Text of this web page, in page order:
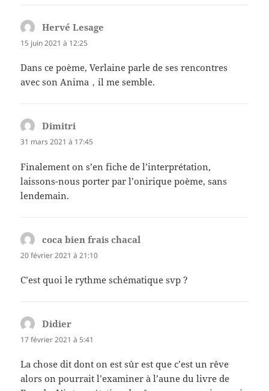
Hervé Lesage
15 juin 2021 à 12:25
Dans ce poème, Verlaine parle de ses rencontres
avec son Anima，il me semble.
Dimitri
31 mars 2021 à 17:45
Finalement on s’en fiche de l’interprétation,
laissons-nous porter par l’onirique poème, sans
lendemain.
coca bien frais chacal
20 février 2021 à 21:10
C’est quoi le rythme schématique svp ?
Didier
17 février 2021 à 5:41
La chose dit dont on est sûr est que c’est un rêve
alors on pourrait l’examiner à l’aune du livre de